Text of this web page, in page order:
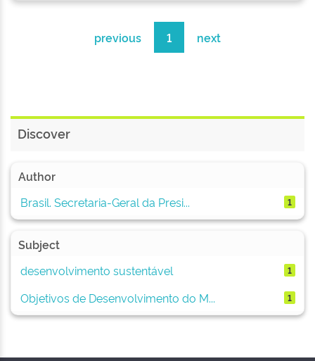
previous 1 next
Discover
Author
Brasil. Secretaria-Geral da Presi...
1
Subject
desenvolvimento sustentável
1
Objetivos de Desenvolvimento do M... 1